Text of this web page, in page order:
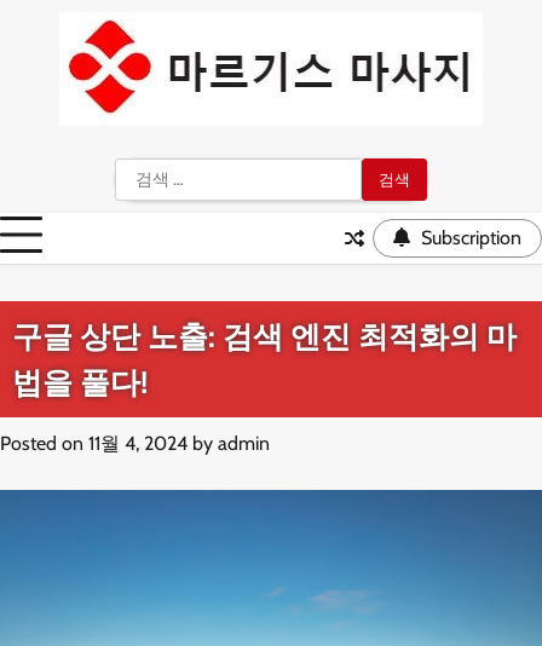
색:
Subscription
구글 상단 노출: 검색 엔진 최적화의 마
법을 풀다!
Posted on 11월 4, 2024 by admin